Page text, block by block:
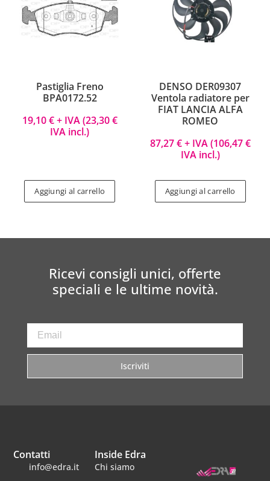
Pastiglia Freno
BPA0172.52
19,10€+ IVA (23,30€
IVA incl.)
Aggiungi al carrello
DENSO DER09307
Ventola radiatore per
FIAT LANCIA ALFA
ROMEO
87,27€+ IVA (106,47€
IVA incl.)
Aggiungi al carrello
Ricevi consigli unici, offerte
speciali e le ultime novità.
Iscriviti
Inside Edra
Chi siamo
Contatti
info@edra.it